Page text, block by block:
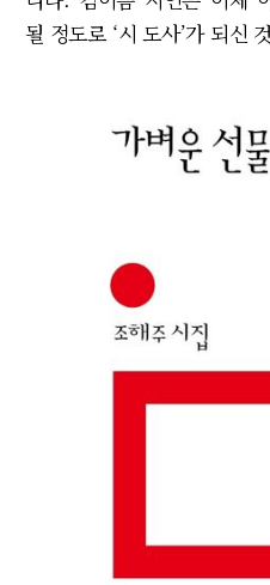
될 정도로 ‘시 도사’가 되신